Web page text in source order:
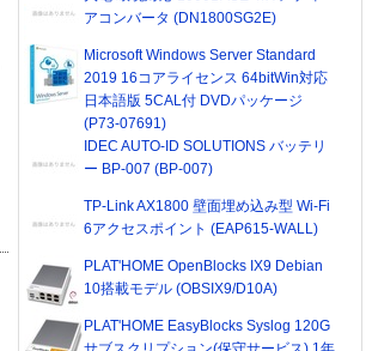
アコンバータ (DN1800SG2E)
Microsoft Windows Server Standard
2019 16コアライセンス 64bitWin対応
日本語版 5CAL付 DVDパッケージ
(P73-07691)
IDEC AUTO-ID SOLUTIONS バッテリ
ー BP-007 (BP-007)
TP-Link AX1800 壁面埋め込み型 Wi-Fi
6アクセスポイント (EAP615-WALL)
PLAT'HOME OpenBlocks IX9 Debian
10搭載モデル (OBSIX9/D10A)
PLAT'HOME EasyBlocks Syslog 120G